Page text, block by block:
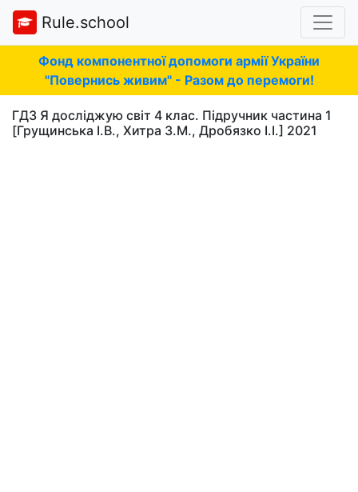
Rule.school
Фонд компонентної допомоги армії України
"Повернись живим" - Разом до перемоги!
ГДЗ Я досліджую світ 4 клас. Підручник частина 1
[Грущинська І.В., Хитра З.М., Дробязко І.І.] 2021